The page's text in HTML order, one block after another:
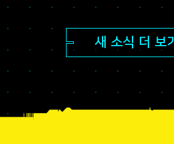
새 소식 더 보기